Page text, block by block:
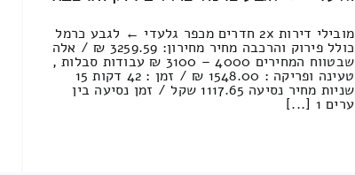
מובילי דירות 2x חדרים מכפר גלעדי ← לגבע כרמל
כולל פירוק והרכבה מחיר מחירון: 3259.59 ₪ / אלה
שבטווח המחירים 4000 – 3100 ₪ עבודות סבלות ,
טעינה ופריקה : 1548.00 ₪ / זמן : 42 דקות 15
שניות מחיר נסיעה 1117.65 שקל / זמן נסיעה בין
ערים 1 [...]